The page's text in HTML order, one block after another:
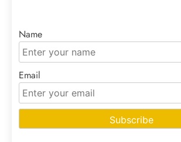
Name
Email